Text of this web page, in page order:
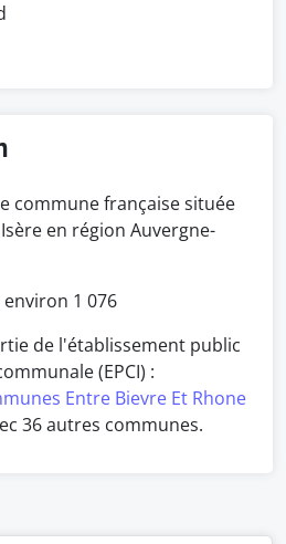
commune française située
en région Auvergne-
1 076
de l'établissement public
(EPCI) :
Entre Bievre Et Rhone
36 autres communes.